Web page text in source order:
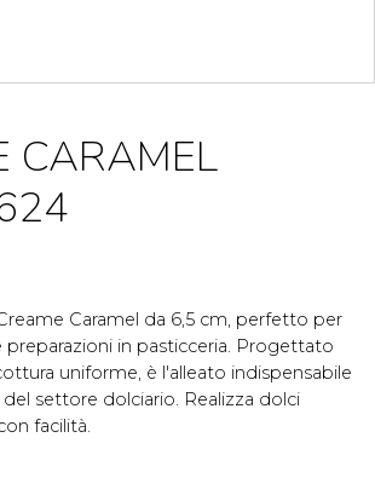
CARAMEL
Caramel da 6,5 cm, perfetto per
preparazioni in pasticceria. Progettato
uniforme, è l'alleato indispensabile
settore dolciario. Realizza dolci
facilità.